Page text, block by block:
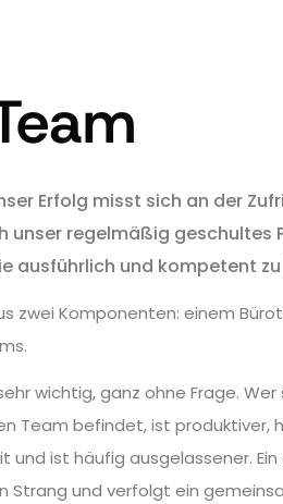
Erfolg misst sich an der
unser regelmäßig geschultes
ausführlich und kompetent
zwei Komponenten: einem
wichtig, ganz ohne Frage. Wer
Team befindet, ist produktiver,
und ist häufig ausgelassener.
Strang und verfolgt ein